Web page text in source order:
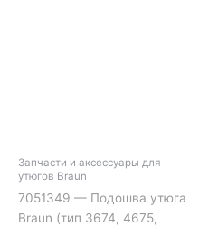
Запчасти и аксессуары для
утюгов Braun
7051349 — Подошва утюга
Braun (тип 3674, 4675,